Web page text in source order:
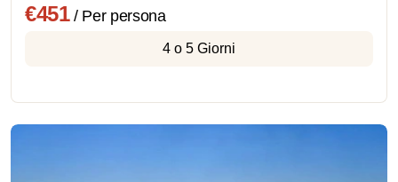
€451/ Per persona
4 o 5 Giorni